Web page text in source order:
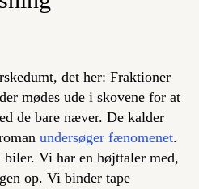
det her: Fraktioner
mødes ude i skovene for at
de bare næver. De kalder
undersøger fænomenet.
Vi har en højttaler med,
op. Vi binder tape